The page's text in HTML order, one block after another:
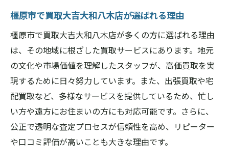
宅配買取の特徴と手続き
忙しい方にぴったりの便利な買取サービス
奈良県橿原市での出張買取体験談
宅配買取の流れと注意点
買取大吉大和八木店の出張買取と宅配買取
の評判
橿原市で信頼性の高い買取大吉大和八木店のサ
ービス
信頼のある買取サービスの提供
橿原市で買取大吉大和八木店が選ばれる理由
橿原市で買取大吉大和八木店が多くの方に選ばれる理由
は、その地域に根ざした買取サービスにあります。地元
の文化や市場価値を理解したスタッフが、高価買取を実
現するために日々努力しています。また、出張買取や宅
配買取など、多様なサービスを提供しているため、忙し
い方や遠方にお住まいの方にも対応可能です。さらに、
公正で透明な査定プロセスが信頼性を高め、リピーター
や口コミ評価が高いことも大きな理由です。